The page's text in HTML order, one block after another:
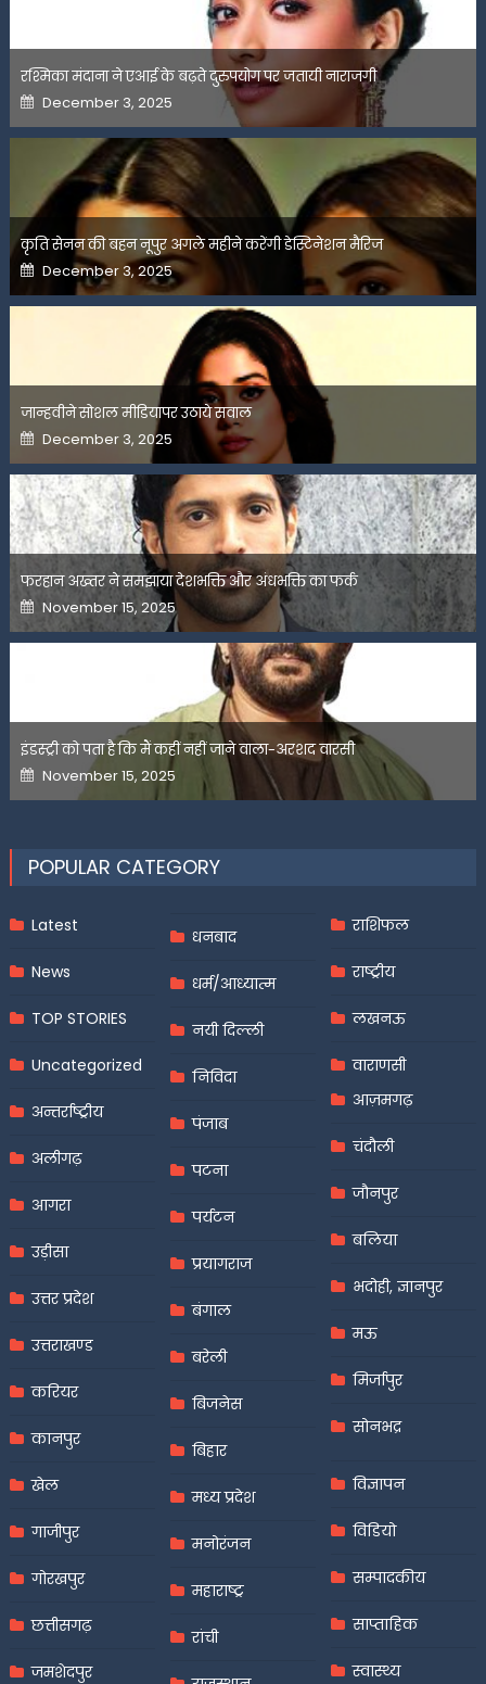
रश्मिका मंदाना ने एआई के बढ़ते दुरुपयोग पर जतायी नाराजगी
Posted
on
December 3, 2025
कृति सेनन की बहन नूपुर अगले महीने करेंगी डेस्टिनेशन मैरिज
Posted
on
December 3, 2025
जान्हवीने सोशल मीडियापर उठाये सवाल
Posted
on
December 3, 2025
फरहान अख्तर ने समझाया देशभक्ति और अंधभक्ति का फर्क
Posted
on
November 15, 2025
इंडस्ट्री को पता है कि मैं कहीं नहीं जाने वाला-अरशद वारसी
Posted
on
November 15, 2025
POPULAR CATEGORY
Latest
News
TOP STORIES
Uncategorized
अन्तर्राष्ट्रीय
अलीगढ़
आगरा
उड़ीसा
उत्तर प्रदेश
उत्तराखण्ड
करियर
कानपुर
खेल
गाजीपुर
गोरखपुर
छत्तीसगढ़
जमशेदपुर
धनबाद
धर्म/आध्यात्म
नयी दिल्ली
निविदा
पंजाब
पटना
पर्यटन
प्रयागराज
बंगाल
बरेली
बिजनेस
बिहार
मध्य प्रदेश
मनोरंजन
महाराष्ट्र
रांची
राशिफल
राष्ट्रीय
लखनऊ
वाराणसी
आज़मगढ़
चंदौली
जौनपुर
बलिया
भदोही, ज्ञानपुर
मऊ
मिर्जापुर
सोनभद्र
विज्ञापन
विडियो
सम्पादकीय
साप्ताहिक
स्वास्थ्य